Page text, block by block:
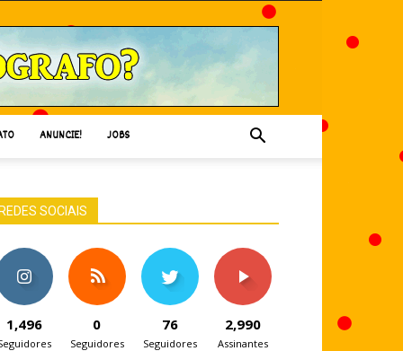
ANUNCIE! JOBS
SOCIAIS
1,496 0
Seguidores
76
Seguidores
2,990
Assinantes